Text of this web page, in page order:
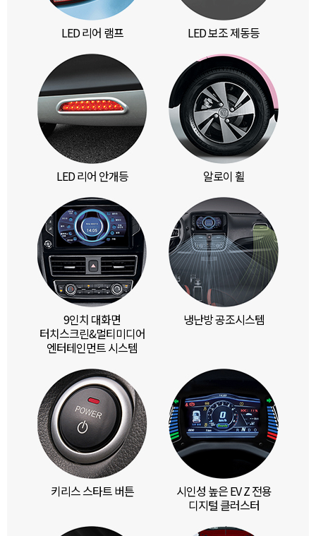
LED 리어 램프 LED 보조 제동등
LED 리어 안개등 알로이 휠
9인치 대화면
터치스크린&멀티미디어
엔터테인먼트 시스템
냉난방 공조시스템
키리스 스타트 버튼
시인성 높은 EV Z 전용
디지털 클러스터